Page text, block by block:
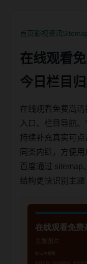
首页 影视资讯
在线观看
今日栏目
在线观看免费高
入口、栏目导航
持续补充真实可
同类内链，方便
百度通过 sitemap
结构更快识别主题